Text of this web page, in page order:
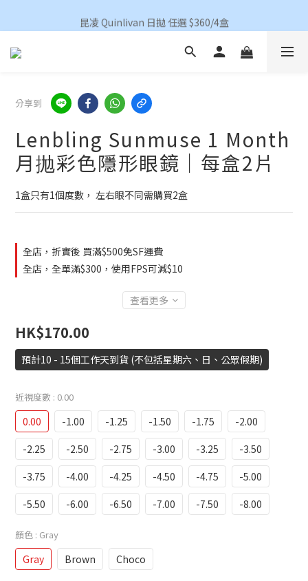
香港地區買滿HKD 500(澳門HKD 600)順豐包郵
昆凌 Quinlivan 日拋 任選 $360/4盒
香港地區買滿HKD 500(澳門HKD 600)順豐包郵
分享到
Lenbling Sunmuse 1 Month
月抛彩色隱形眼鏡｜每盒2片
1盒只有1個度數， 左右眼不同需購買2盒
全店，折實後 買滿$500免SF運費
全店，全單滿$300，使用FPS可減$10
查看更多
HK$170.00
預計10 - 15個工作天到貨 (不包括星期六、日、公眾假期)
近視度數 : 0.00
0.00 -1.00 -1.25 -1.50 -1.75
-2.00
-2.25
-2.50 -2.75 -3.00 -3.25
-3.50
-3.75
-4.00 -4.25 -4.50 -4.75
-5.00
-5.50
-6.00 -6.50 -7.00 -7.50 -8.00
顏色 : Gray
Gray Brown Choco